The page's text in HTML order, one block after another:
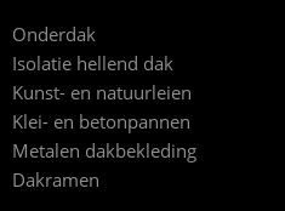
Onderdak
Isolatie hellend dak
Kunst- en natuurleien
Klei- en betonpannen
Metalen dakbekleding
Dakramen